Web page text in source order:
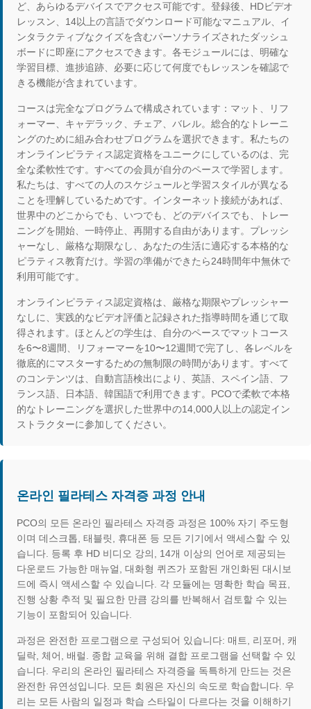
ど、あらゆるデバイスでアクセス可能です。登録後、HDビデオ
レッスン、14以上の言語でダウンロード可能なマニュアル、イ
ンタラクティブなクイズを含むパーソナライズされたダッシュ
ボードに即座にアクセスできます。各モジュールには、明確な
学習目標、進捗追跡、必要に応じて何度でもレッスンを確認で
きる機能が含まれています。
コースは完全なプログラムで構成されています：マット、リフ
ォーマー、キャデラック、チェア、バレル。総合的なトレーニ
ングのために組み合わせプログラムを選択できます。私たちの
オンラインピラティス認定資格をユニークにしているのは、完
全な柔軟性です。すべての会員が自分のペースで学習します。
私たちは、すべての人のスケジュールと学習スタイルが異なる
ことを理解しているためです。インターネット接続があれば、
世界中のどこからでも、いつでも、どのデバイスでも、トレー
ニングを開始、一時停止、再開する自由があります。プレッシ
ャーなし、厳格な期限なし、あなたの生活に適応する本格的な
ピラティス教育だけ。学習の準備ができたら24時間年中無休で
利用可能です。
オンラインピラティス認定資格は、厳格な期限やプレッシャー
なしに、実践的なビデオ評価と記録された指導時間を通じて取
得されます。ほとんどの学生は、自分のペースでマットコース
を6〜8週間、リフォーマーを10〜12週間で完了し、各レベルを
徹底的にマスターするための無制限の時間があります。すべて
のコンテンツは、自動言語検出により、英語、スペイン語、フ
ランス語、日本語、韓国語で利用できます。PCOで柔軟で本格
的なトレーニングを選択した世界中の14,000人以上の認定イン
ストラクターに参加してください。
온라인 필라테스 자격증 과정 안내
PCO의 모든 온라인 필라테스 자격증 과정은 100% 자기 주도형
이며 데스크톱, 태블릿, 휴대폰 등 모든 기기에서 액세스할 수 있
습니다. 등록 후 HD 비디오 강의, 14개 이상의 언어로 제공되는
다운로드 가능한 매뉴얼, 대화형 퀴즈가 포함된 개인화된 대시보
드에 즉시 액세스할 수 있습니다. 각 모듈에는 명확한 학습 목표,
진행 상황 추적 및 필요한 만큼 강의를 반복해서 검토할 수 있는
기능이 포함되어 있습니다.
과정은 완전한 프로그램으로 구성되어 있습니다: 매트, 리포머, 캐
딜락, 체어, 배럴. 종합 교육을 위해 결합 프로그램을 선택할 수 있
습니다. 우리의 온라인 필라테스 자격증을 독특하게 만드는 것은
완전한 유연성입니다. 모든 회원은 자신의 속도로 학습합니다. 우
리는 모든 사람의 일정과 학습 스타일이 다르다는 것을 이해하기